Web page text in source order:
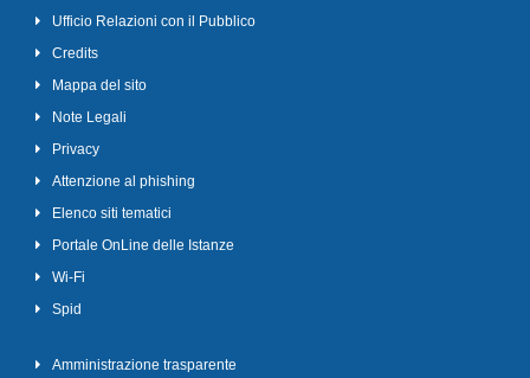
Ufficio Relazioni con il Pubblico
Credits
Mappa del sito
Note Legali
Privacy
Attenzione al phishing
Elenco siti tematici
Portale OnLine delle Istanze
Wi-Fi
Spid
Amministrazione trasparente